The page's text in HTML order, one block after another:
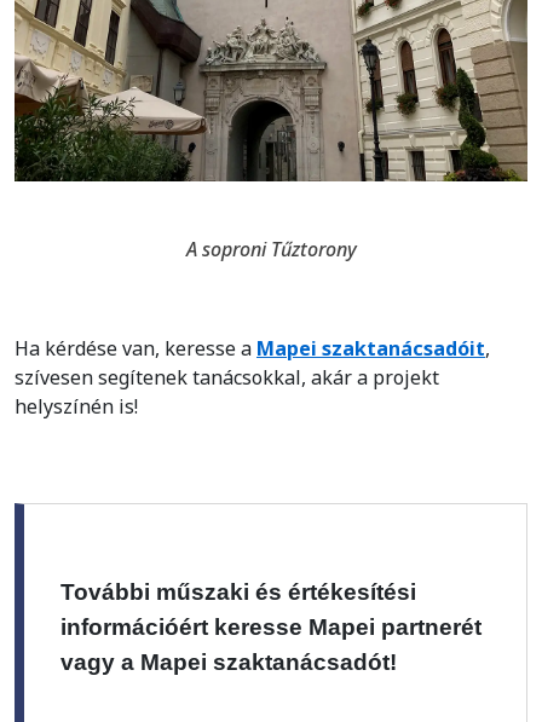
A soproni Tűztorony
Ha kérdése van, keresse a Mapei szaktanácsadóit,
szívesen segítenek tanácsokkal, akár a projekt
helyszínén is!
További műszaki és értékesítési
információért keresse Mapei partnerét
vagy a Mapei szaktanácsadót!